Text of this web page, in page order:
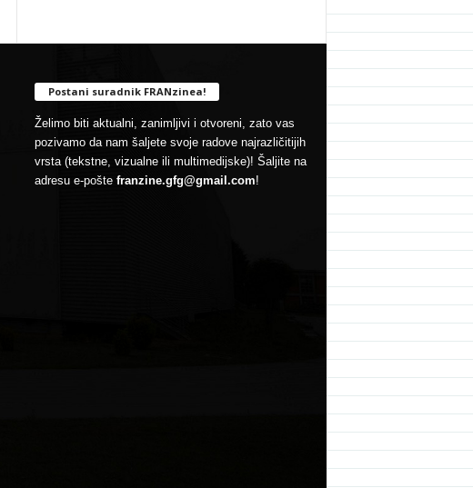
Postani suradnik FRANzinea!
Želimo biti aktualni, zanimljivi i otvoreni, zato vas
pozivamo da nam šaljete svoje radove najrazličitijih
vrsta (tekstne, vizualne ili multimedijske)! Šaljite na
adresu e-pošte franzine.gfg@gmail.com!